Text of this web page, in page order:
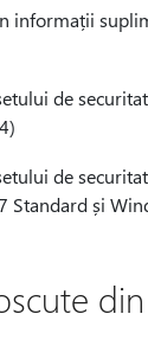
informații
de
de
Standard și